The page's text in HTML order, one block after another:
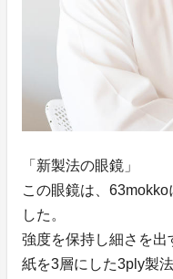
「新製法の眼鏡」
この眼鏡は、
した。
強度を保持し細さを出
紙を3層にした3ply製法